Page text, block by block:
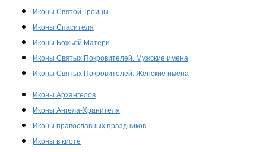
Иконы Святой Троицы
Иконы Спасителя
Иконы Божьей Матери
Иконы Святых Покровителей. Мужские имена
Иконы Святых Покровителей. Женские имена
Иконы Архангелов
Иконы Ангела-Хранителя
Иконы православных праздников
Иконы в киоте